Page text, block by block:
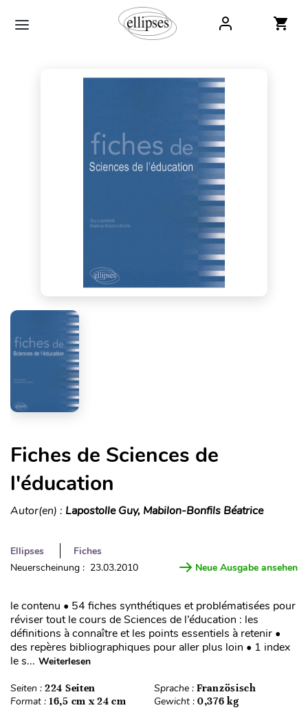
Fiches de Sciences de
l'éducation
Autor(en) : Lapostolle Guy, Mabilon-Bonfils Béatrice
Ellipses
Fiches
Neuerscheinung : 23.03.2010
Neue Ausgabe ansehen
le contenu • 54 fiches synthétiques et problématisées pour
réviser tout le cours de Sciences de l’éducation : les
définitions à connaître et les points essentiels à retenir •
des repères bibliographiques pour aller plus loin • 1 index
le s... Weiterlesen
Seiten : 224 Seiten Sprache : Französisch
Format : 16,5 cm x 24 cm Gewicht : 0,376 kg